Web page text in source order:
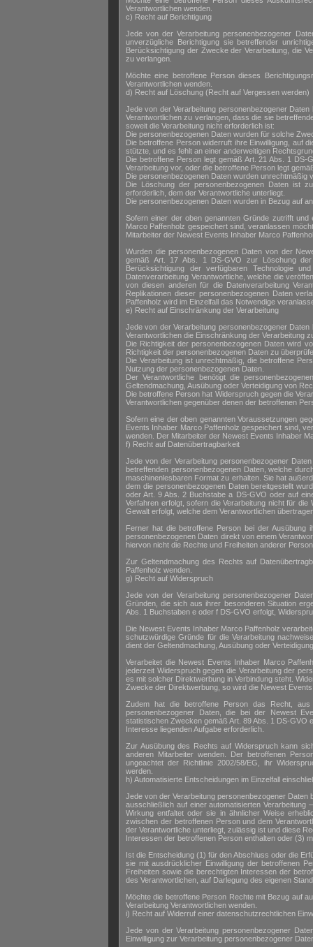
Verantwortlichen wenden.
c) Recht auf Berichtigung
Jede von der Verarbeitung personenbezogener
unverzügliche Berichtigung sie betreffender
Berücksichtigung der Zwecke der Verarbeitung, die
zu verlangen.
Möchte eine betroffene Person dieses
Verantwortlichen wenden.
d) Recht auf Löschung (Recht auf Vergessen werden)
Jede von der Verarbeitung personenbezogener
Verantwortlichen zu verlangen, dass die sie
soweit die Verarbeitung nicht erforderlich ist:
Die personenbezogenen Daten wurden für solche
Die betroffene Person widerruft ihre Einwilligung, auf
stützte, und es fehlt an einer anderweitigen
Die betroffene Person legt gemäß Art. 21 Abs. 1
Verarbeitung vor, oder die betroffene Person legt
Die personenbezogenen Daten wurden unrechtmäßig
Die Löschung der personenbezogenen Daten ist
erforderlich, dem der Verantwortliche unterliegt.
Die personenbezogenen Daten wurden in Bezug auf
Sofern einer der oben genannten Gründe zutrifft
Marco Paffenholz gespeichert sind, veranlassen
Mitarbeiter der Newest Events Inhaber Marco
Wurden die personenbezogenen Daten von der
gemäß Art. 17 Abs. 1 DS-GVO zur Löschung
Berücksichtigung der verfügbaren Technologie
Datenverarbeitung Verantwortliche, welche die
von diesen anderen für die Datenverarbeitung
Replikationen dieser personenbezogenen Daten
Paffenholz wird im Einzelfall das Notwendige
e) Recht auf Einschränkung der Verarbeitung
Jede von der Verarbeitung personenbezogener
Verantwortlichen die Einschränkung der Verarbeitung
Die Richtigkeit der personenbezogenen Daten wird
Richtigkeit der personenbezogenen Daten zu
Die Verarbeitung ist unrechtmäßig, die betroffene
Nutzung der personenbezogenen Daten.
Der Verantwortliche benötigt die
Geltendmachung, Ausübung oder Verteidigung von
Die betroffene Person hat Widerspruch gegen die
Verantwortlichen gegenüber denen der betroffenen
Sofern eine der oben genannten Voraussetzungen
Events Inhaber Marco Paffenholz gespeichert sind,
wenden. Der Mitarbeiter der Newest Events Inhaber
f) Recht auf Datenübertragbarkeit
Jede von der Verarbeitung personenbezogener
betreffenden personenbezogenen Daten, welche
maschinenlesbaren Format zu erhalten. Sie hat
dem die personenbezogenen Daten bereitgestellt
oder Art. 9 Abs. 2 Buchstabe a DS-GVO oder auf
Verfahren erfolgt, sofern die Verarbeitung nicht für
Gewalt erfolgt, welche dem Verantwortlichen
Ferner hat die betroffene Person bei der
personenbezogenen Daten direkt von einem
hiervon nicht die Rechte und Freiheiten anderer
Zur Geltendmachung des Rechts auf
Paffenholz wenden.
g) Recht auf Widerspruch
Jede von der Verarbeitung personenbezogener
Gründen, die sich aus ihrer besonderen Situation
Abs. 1 Buchstaben e oder f DS-GVO erfolgt,
Die Newest Events Inhaber Marco Paffenholz
schutzwürdige Gründe für die Verarbeitung
dient der Geltendmachung, Ausübung oder
Verarbeitet die Newest Events Inhaber Marco
jederzeit Widerspruch gegen die Verarbeitung der
es mit solcher Direktwerbung in Verbindung steht.
Zwecke der Direktwerbung, so wird die Newest
Zudem hat die betroffene Person das Recht,
personenbezogener Daten, die bei der Newest
statistischen Zwecken gemäß Art. 89 Abs. 1 DS-GVO
Interesse liegenden Aufgabe erforderlich.
Zur Ausübung des Rechts auf Widerspruch kann
anderen Mitarbeiter wenden. Der betroffenen
ungeachtet der Richtlinie 2002/58/EG, ihr
werden.
h) Automatisierte Entscheidungen im Einzelfall
Jede von der Verarbeitung personenbezogener
ausschließlich auf einer automatisierten
Wirkung entfaltet oder sie in ähnlicher Weise
zwischen der betroffenen Person und dem
der Verantwortliche unterliegt, zulässig ist und diese
Interessen der betroffenen Person enthalten oder (3)
Ist die Entscheidung (1) für den Abschluss oder die
sie mit ausdrücklicher Einwilligung der betroffenen
Freiheiten sowie die berechtigten Interessen der
des Verantwortlichen, auf Darlegung des eigenen
Möchte die betroffene Person Rechte mit Bezug auf
Verarbeitung Verantwortlichen wenden.
i) Recht auf Widerruf einer datenschutzrechtlichen
Jede von der Verarbeitung personenbezogener
Einwilligung zur Verarbeitung personenbezogener